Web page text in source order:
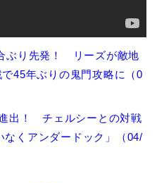
ぶり先発！ リーズが敵地
45年ぶりの鬼門攻略に（0
出！ チェルシーとの対戦
なくアンダードック」（04/